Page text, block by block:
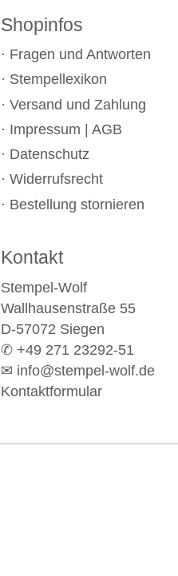
Shopinfos
Fragen und Antworten
Stempellexikon
Versand und Zahlung
Impressum | AGB
Datenschutz
Widerrufsrecht
Bestellung stornieren
Kontakt
Stempel-Wolf
Wallhausenstraße 55
D-57072 Siegen
✆ +49 271 23292-51
✉ info@stempel-wolf.de
Kontaktformular